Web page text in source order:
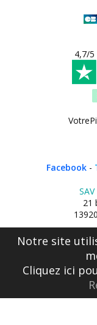
4,7/5
Facebook -
21
Notre site
Cliquez ici